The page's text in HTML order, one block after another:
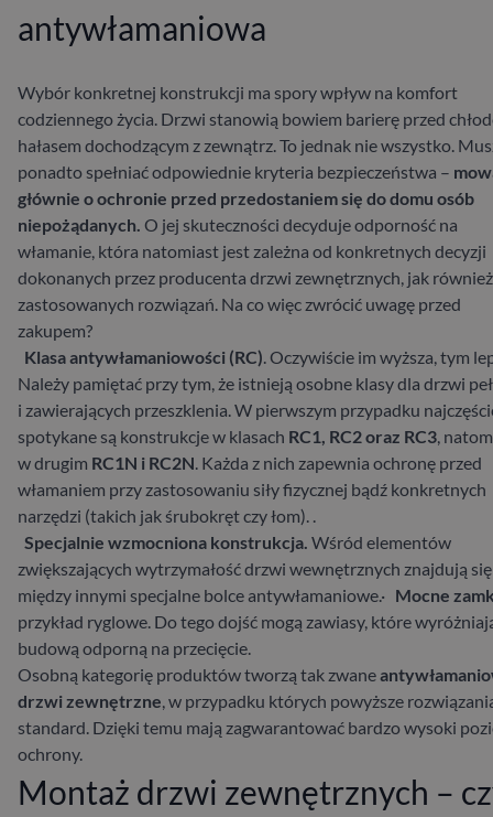
antywłamaniowa
Wybór konkretnej konstrukcji ma spory wpływ na komfort
codziennego życia. Drzwi stanowią bowiem barierę przed
hałasem dochodzącym z zewnątrz. To jednak nie wszystko.
ponadto spełniać odpowiednie kryteria bezpieczeństwa –
głównie o ochronie przed przedostaniem się do domu osób
niepożądanych. O jej skuteczności decyduje odporność na
włamanie, która natomiast jest zależna od konkretnych decyzji
dokonanych przez producenta drzwi zewnętrznych, jak również
zastosowanych rozwiązań. Na co więc zwrócić uwagę przed
zakupem?
Klasa antywłamaniowości (RC). Oczywiście im wyższa, tym
Należy pamiętać przy tym, że istnieją osobne klasy dla drzwi
i zawierających przeszklenia. W pierwszym przypadku
spotykane są konstrukcje w klasach RC1, RC2 oraz RC3,
w drugim RC1N i RC2N. Każda z nich zapewnia ochronę przed
włamaniem przy zastosowaniu siły fizycznej bądź konkretnych
narzędzi (takich jak śrubokręt czy łom). .
Specjalnie wzmocniona konstrukcja. Wśród elementów
zwiększających wytrzymałość drzwi wewnętrznych znajdują się
między innymi specjalne bolce antywłamaniowe.· Mocne
przykład ryglowe. Do tego dojść mogą zawiasy, które
budową odporną na przecięcie.
Osobną kategorię produktów tworzą tak zwane
drzwi zewnętrzne, w przypadku których powyższe
standard. Dzięki temu mają zagwarantować bardzo wysoki
ochrony.
Montaż drzwi zewnętrznych –